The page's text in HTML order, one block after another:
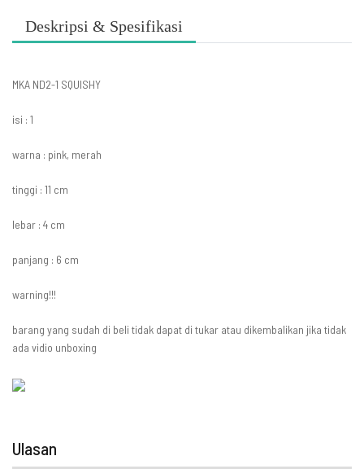
Deskripsi & Spesifikasi
MKA ND2-1 SQUISHY
isi : 1
warna : pink, merah
tinggi : 11 cm
lebar : 4 cm
panjang : 6 cm
warning!!!
barang yang sudah di beli tidak dapat di tukar atau dikembalikan jika tidak
ada vidio unboxing
Ulasan